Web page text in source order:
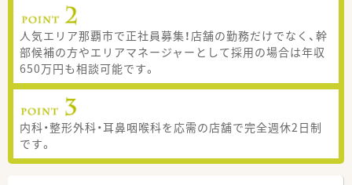
人気エリア那覇市で正社員募集！店舗の勤務だけでなく、幹
部候補の方やエリアマネージャーとして採用の場合は年収
650万円も相談可能です。
内科・整形外科・耳鼻咽喉科を応需の店舗で完全週休2日制
です。